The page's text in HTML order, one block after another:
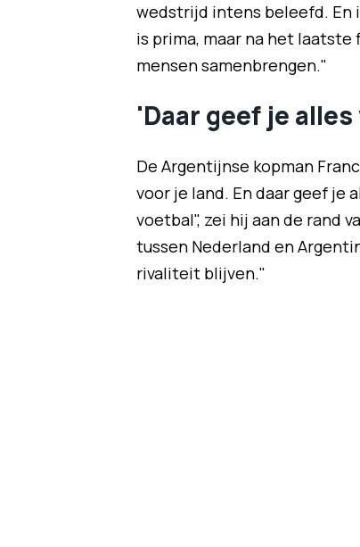
wedstrijd intens beleefd. En
is prima, maar na het
mensen samenbrengen."
'Daar geef je
De Argentijnse kopman
voor je land. En daar geef je
voetbal", zei hij aan de rand
tussen Nederland en
rivaliteit blijven."